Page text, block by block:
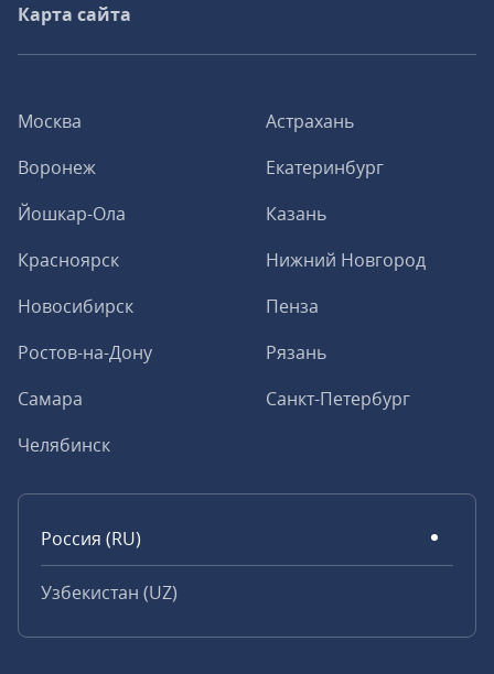
Москва
Астрахань
Воронеж
Екатеринбург
Йошкар-Ола
Казань
Красноярск
Нижний Новгород
Новосибирск
Пенза
Ростов-на-Дону
Рязань
Самара
Санкт-Петербург
Челябинск
Россия (RU)
Узбекистан (UZ)
Карта сайта